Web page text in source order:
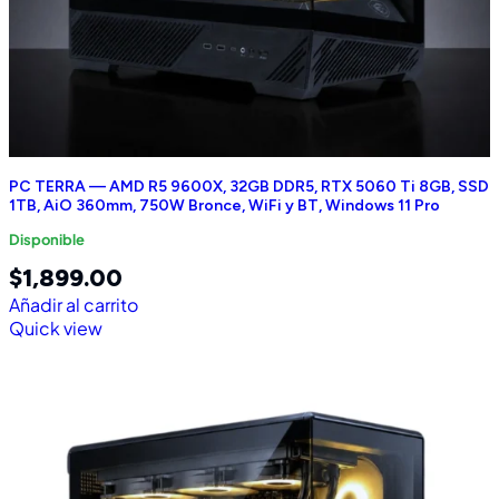
PC TERRA — AMD R5 9600X, 32GB DDR5, RTX 5060 Ti 8GB, SSD
1TB, AiO 360mm, 750W Bronce, WiFi y BT, Windows 11 Pro
Disponible
$1,899.00
Añadir al carrito
Quick view